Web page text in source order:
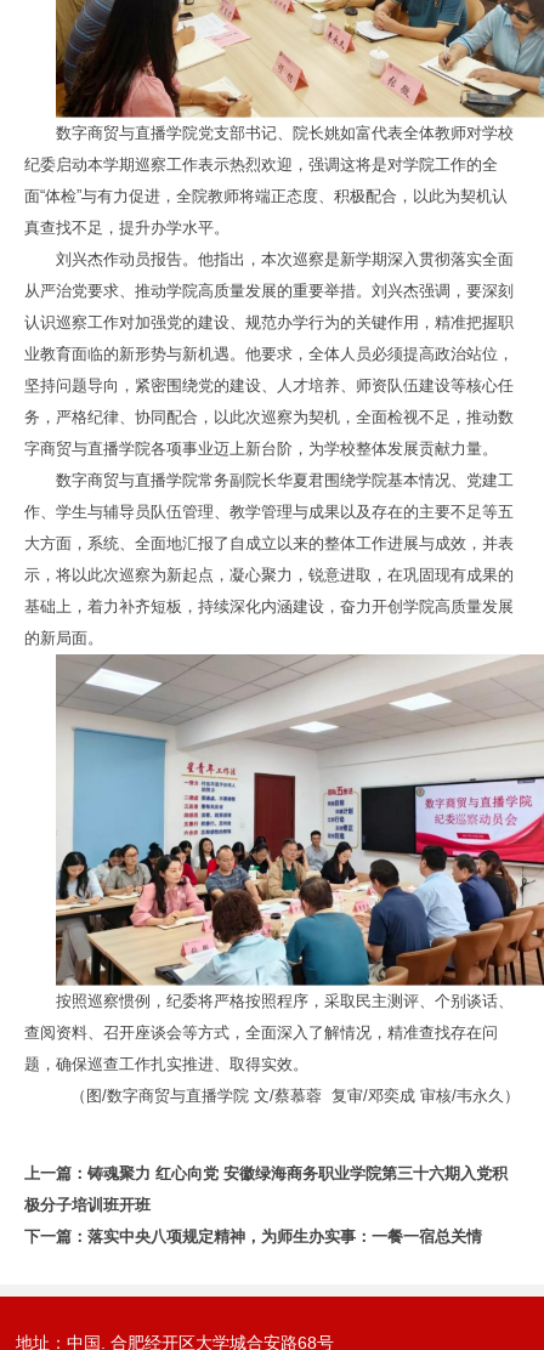
数字商贸与直播学院党支部书记、院长姚如富代表全体教师对学校
纪委启动本学期巡察工作表示热烈欢迎，强调这将是对学院工作的全
面“体检”与有力促进，全院教师将端正态度、积极配合，以此为契机认
真查找不足，提升办学水平。
刘兴杰作动员报告。他指出，本次巡察是新学期深入贯彻落实全面
从严治党要求、推动学院高质量发展的重要举措。刘兴杰强调，要深刻
认识巡察工作对加强党的建设、规范办学行为的关键作用，精准把握职
业教育面临的新形势与新机遇。他要求，全体人员必须提高政治站位，
坚持问题导向，紧密围绕党的建设、人才培养、师资队伍建设等核心任
务，严格纪律、协同配合，以此次巡察为契机，全面检视不足，推动数
字商贸与直播学院各项事业迈上新台阶，为学校整体发展贡献力量。
数字商贸与直播学院常务副院长华夏君围绕学院基本情况、党建工
作、学生与辅导员队伍管理、教学管理与成果以及存在的主要不足等五
大方面，系统、全面地汇报了自成立以来的整体工作进展与成效，并表
示，将以此次巡察为新起点，凝心聚力，锐意进取，在巩固现有成果的
基础上，着力补齐短板，持续深化内涵建设，奋力开创学院高质量发展
的新局面。
按照巡察惯例，纪委将严格按照程序，采取民主测评、个别谈话、
查阅资料、召开座谈会等方式，全面深入了解情况，精准查找存在问
题，确保巡查工作扎实推进、取得实效。
（图/数字商贸与直播学院 文/蔡慕蓉 复审/邓奕成 审核/韦永久）
上一篇： 铸魂聚力 红心向党 安徽绿海商务职业学院第三十六期入党积
极分子培训班开班
下一篇： 落实中央八项规定精神，为师生办实事：一餐一宿总关情
地址：中国. 合肥经开区大学城合安路68号